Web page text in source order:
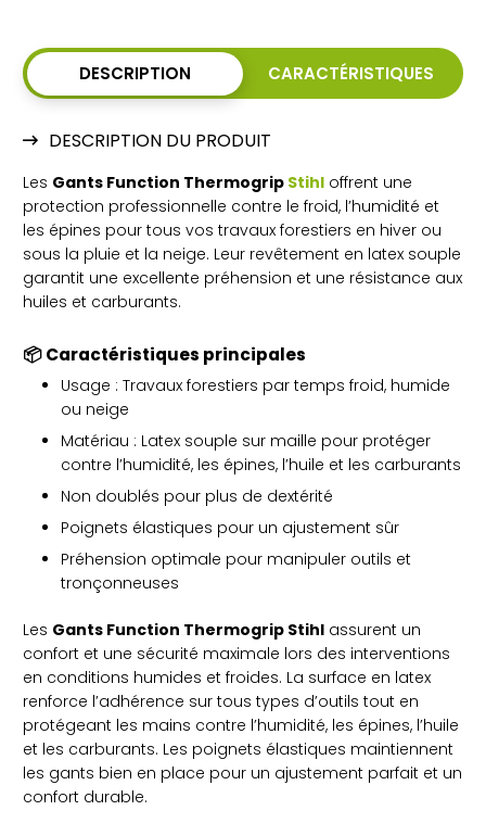
temps
froid
DESCRIPTION CARACTÉRISTIQUES
DESCRIPTION DU PRODUIT
Les Gants Function Thermogrip Stihl offrent une
protection professionnelle contre le froid, l’humidité et
les épines pour tous vos travaux forestiers en hiver ou
sous la pluie et la neige. Leur revêtement en latex souple
garantit une excellente préhension et une résistance aux
huiles et carburants.
📦Caractéristiques principales
Usage : Travaux forestiers par temps froid, humide
ou neige
Matériau : Latex souple sur maille pour protéger
contre l’humidité, les épines, l’huile et les carburants
Non doublés pour plus de dextérité
Poignets élastiques pour un ajustement sûr
Préhension optimale pour manipuler outils et
tronçonneuses
Les Gants Function Thermogrip Stihl assurent un
confort et une sécurité maximale lors des interventions
en conditions humides et froides. La surface en latex
renforce l’adhérence sur tous types d’outils tout en
protégeant les mains contre l’humidité, les épines, l’huile
et les carburants. Les poignets élastiques maintiennent
les gants bien en place pour un ajustement parfait et un
confort durable.